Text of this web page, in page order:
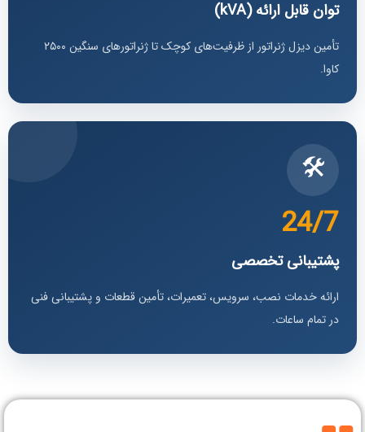
توان قابل ارائه (kVA)
تأمین دیزل ژنراتور از ظرفیت‌های کوچک تا ژنراتورهای سنگین ۲۵۰۰
کاوا.
🛠️
24/7
پشتیبانی تخصصی
ارائه خدمات نصب، سرویس، تعمیرات، تأمین قطعات و پشتیبانی فنی
در تمام ساعات.